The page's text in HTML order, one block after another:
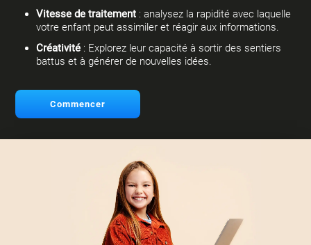
Vitesse de traitement : analysez la rapidité avec laquelle
votre enfant peut assimiler et réagir aux informations.
Créativité : Explorez leur capacité à sortir des sentiers
battus et à générer de nouvelles idées.
Commencer